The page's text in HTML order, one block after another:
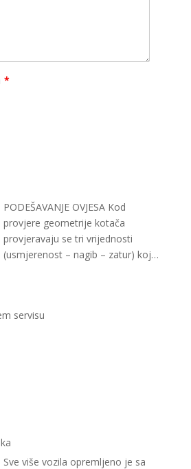
*
PODEŠAVANJE OVJESA Kod
provjere geometrije kotača
provjeravaju se tri vrijednosti
(usmjerenost – nagib – zatur) koje
servisu
Sve više vozila opremljeno je sa